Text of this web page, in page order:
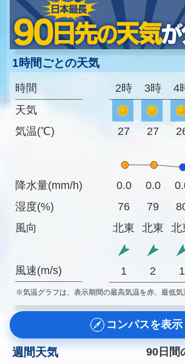
1時間ごとの天気
時間
天気
気温(℃)
降水量(mm/h)
湿度(%)
風向
風速(m/s)
2時 3時 4
27 27
0.0 0.0
76
79
北東
北東 北
1 2 1
※気温グラフは、表示期間の最高気温を赤、最低気
コンパスを表示
週間天気
90日間